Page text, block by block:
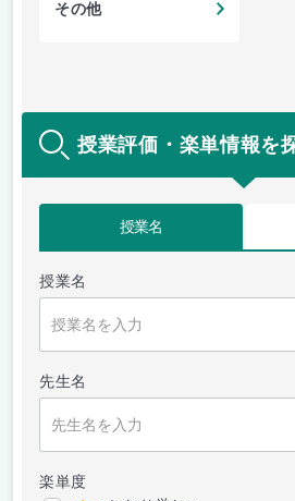
その他
授業評価・楽単情報を
授業名
授業名
先生名
楽単度